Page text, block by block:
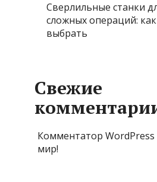
Сверлильные станки
сложных операций:
выбрать
Свежие
Комментатор WordPress
мир!